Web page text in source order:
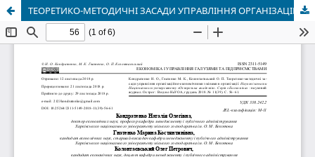
ТЕОРЕТИКО-МЕТОДИЧНІ ЗАСАДИ УПРАВЛІННЯ ОРГАНІЗАЦІЙНО-ЕКОНОМІЧНИМИ ЗМІНАМИ В ОРГАНІЗАЦІЇ